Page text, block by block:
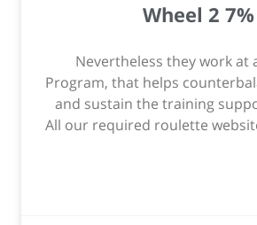
Wheel 2
Nevertheless they work at
Program, that helps
and sustain the training
All our required roulette